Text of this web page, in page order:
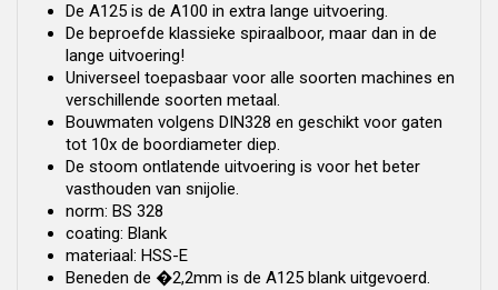
De A125 is de A100 in extra lange uitvoering.
De beproefde klassieke spiraalboor, maar dan in de
lange uitvoering!
Universeel toepasbaar voor alle soorten machines en
verschillende soorten metaal.
Bouwmaten volgens DIN328 en geschikt voor gaten
tot 10x de boordiameter diep.
De stoom ontlatende uitvoering is voor het beter
vasthouden van snijolie.
norm: BS 328
coating: Blank
materiaal: HSS-E
Beneden de �2,2mm is de A125 blank uitgevoerd.